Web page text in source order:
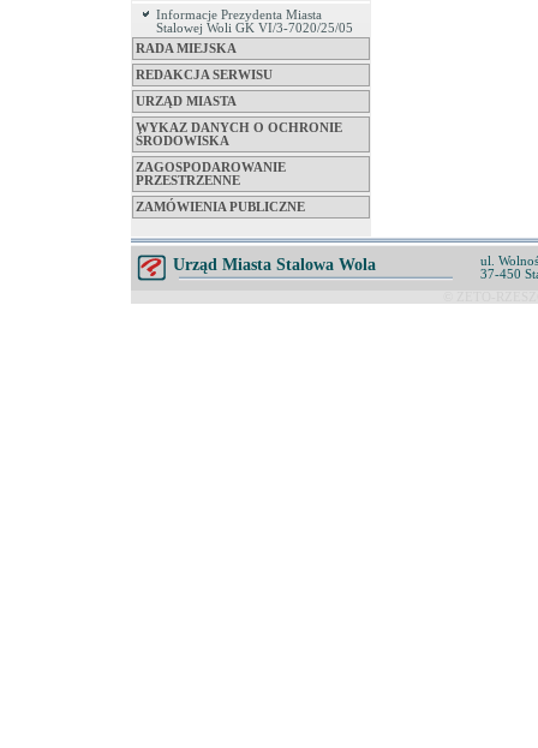
Informacje Prezydenta Miasta
Stalowej Woli GK VI/3-7020/25/05
RADA MIEJSKA
REDAKCJA SERWISU
URZĄD MIASTA
WYKAZ DANYCH O OCHRONIE
ŚRODOWISKA
ZAGOSPODAROWANIE
PRZESTRZENNE
ZAMÓWIENIA PUBLICZNE
Urząd Miasta Stalowa Wola
ul.
37-450